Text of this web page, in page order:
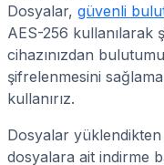
Dosyalar, güvenli
AES-256 kullanılarak
cihazınızdan
şifrelenmesini
kullanırız.
Dosyalar
dosyalara ait indirme